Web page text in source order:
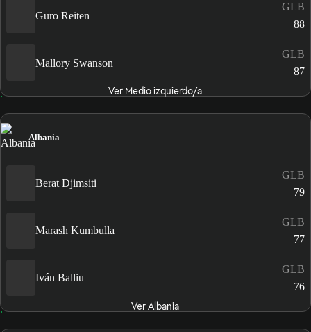
Guro Reiten
GLB
88
Mallory Swanson
GLB
87
Ver Medio izquierdo/a
Albania
Berat Djimsiti
GLB
79
Marash Kumbulla
GLB
77
Iván Balliu
GLB
76
Ver Albania